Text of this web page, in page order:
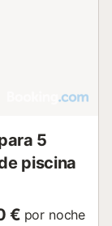
5
piscina
€ por noche